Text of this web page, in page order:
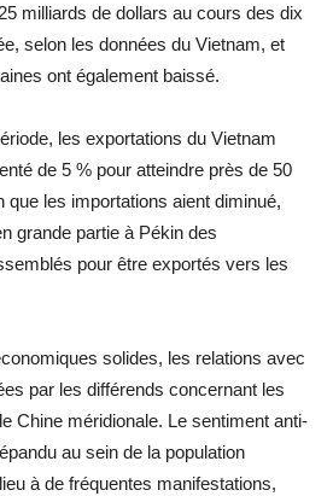
milliards de dollars au cours des dix
selon les données du Vietnam, et
ont également baissé.
les exportations du Vietnam
de 5 % pour atteindre près de 50
que les importations aient diminué,
grande partie à Pékin des
pour être exportés vers les
solides, les relations avec
par les différends concernant les
Chine méridionale. Le sentiment anti-
au sein de la population
à de fréquentes manifestations,